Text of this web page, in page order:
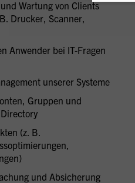
Wartung von Clients
Drucker, Scanner,
Anwender bei IT-Fragen
unserer Systeme
Gruppen und
(z. B.
und Absicherung